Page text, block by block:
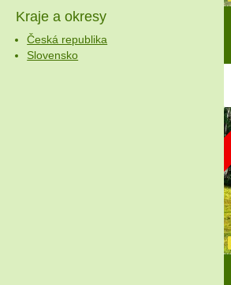
Kraje a okresy
Česká republika
Slovensko